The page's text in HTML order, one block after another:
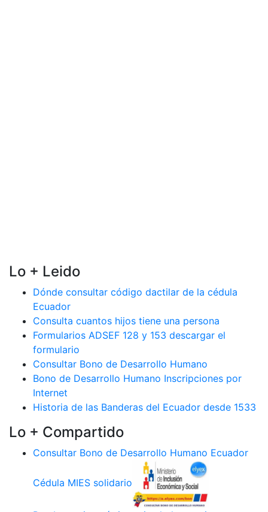
Lo + Leido
Dónde consultar código dactilar de la cédula
Ecuador
Consulta cuantos hijos tiene una persona
Formularios ADSEF 128 y 153 descargar el
formulario
Consultar Bono de Desarrollo Humano
Bono de Desarrollo Humano Inscripciones por
Internet
Historia de las Banderas del Ecuador desde 1533
Lo + Compartido
Consultar Bono de Desarrollo Humano Ecuador
Cédula MIES solidario